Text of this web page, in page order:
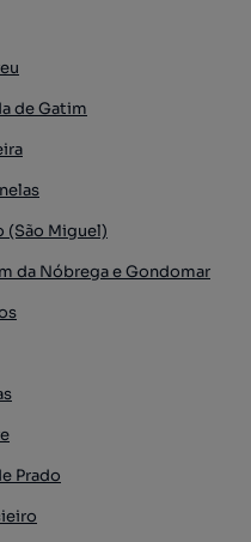
de Gatim
(São Miguel)
da Nóbrega e Gondomar
Prado